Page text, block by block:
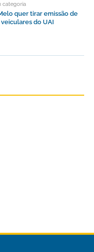
categoria
quer tirar emissão de
do UAI